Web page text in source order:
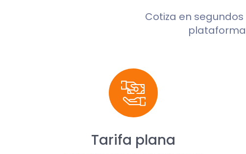
Cotiza en segundos
plataforma
Tarifa plana